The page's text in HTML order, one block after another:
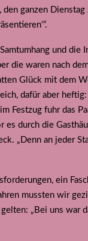
ganzen
und die
die waren nach
Glück mit dem
dafür aber
Festzug fuhr das
durch die
„Denn an jeder
ein
mussten wir
„Bei uns war